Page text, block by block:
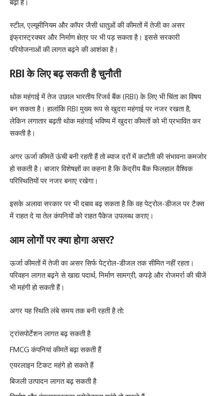
बढ़ा है।
स्टील, एल्यूमीनियम और कॉपर जैसी धातुओं की कीमतों में तेजी का असर
इंफ्रास्ट्रक्चर और निर्माण क्षेत्र पर भी पड़ सकता है। इससे सरकारी
परियोजनाओं की लागत बढ़ने की आशंका है।
RBI के लिए बढ़ सकती है चुनौती
थोक महंगाई में तेज उछाल भारतीय रिजर्व बैंक (RBI) के लिए भी चिंता का विषय
बन सकता है। हालांकि RBI मुख्य रूप से खुदरा महंगाई पर नजर रखता है,
लेकिन लगातार बढ़ती थोक महंगाई भविष्य में खुदरा कीमतों को भी प्रभावित कर
सकती है।
अगर ऊर्जा कीमतें ऊंची बनी रहती हैं तो ब्याज दरों में कटौती की संभावना कमजोर
हो सकती है। बाजार विशेषज्ञों का कहना है कि केंद्रीय बैंक फिलहाल वैश्विक
परिस्थितियों पर नजर बनाए रखेगा।
इसके अलावा सरकार पर भी दबाव बढ़ सकता है कि वह पेट्रोल-डीजल पर टैक्स
में राहत दे या तेल कंपनियों को राहत पैकेज उपलब्ध कराए।
आम लोगों पर क्या होगा असर?
ऊर्जा कीमतों में तेजी का असर सिर्फ पेट्रोल-डीजल तक सीमित नहीं रहता।
परिवहन लागत बढ़ने से खाद्य पदार्थ, निर्माण सामग्री, कपड़े और रोजमर्रा की चीजें
भी महंगी हो सकती हैं।
अगर यह स्थिति लंबे समय तक बनी रहती है तो:
ट्रांसपोर्टेशन लागत बढ़ सकती है
FMCG कंपनियां कीमतें बढ़ा सकती हैं
एयरलाइन टिकट महंगे हो सकते हैं
बिजली उत्पादन लागत बढ़ सकती है